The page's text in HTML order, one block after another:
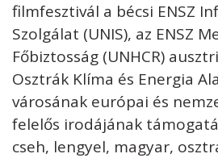
filmfesztivál a bécsi ENSZ
Szolgálat (UNIS), az ENSZ
Főbiztosság (UNHCR)
Osztrák Klíma és Energia
városának európai és
felelős irodájának
cseh, lengyel, magyar,